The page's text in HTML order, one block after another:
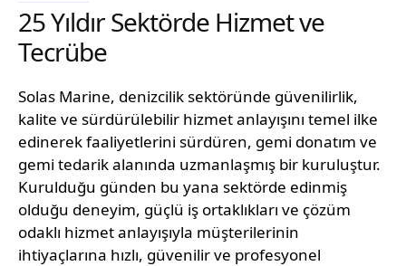
25 Yıldır Sektörde Hizmet ve
Tecrübe
Solas Marine, denizcilik sektöründe güvenilirlik,
kalite ve sürdürülebilir hizmet anlayışını temel ilke
edinerek faaliyetlerini sürdüren, gemi donatım ve
gemi tedarik alanında uzmanlaşmış bir kuruluştur.
Kurulduğu günden bu yana sektörde edinmiş
olduğu deneyim, güçlü iş ortaklıkları ve çözüm
odaklı hizmet anlayışıyla müşterilerinin
ihtiyaçlarına hızlı, güvenilir ve profesyonel